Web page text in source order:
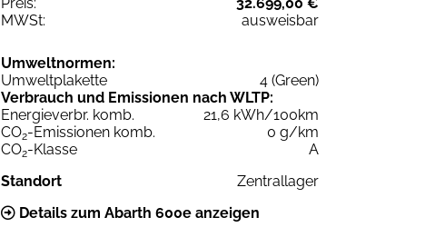
MWSt:
ausweisbar
Umweltnormen:
Umweltplakette
4 (Green)
Verbrauch und Emissionen nach WLTP:
Energieverbr. komb.
21,6 kWh/100km
CO2-Emissionen komb.
0 g/km
CO2-Klasse
A
Standort
Zentrallager
Details zum Abarth 600e anzeigen